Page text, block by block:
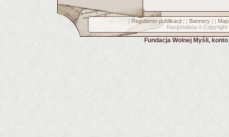
[ Regulamin publikacji] [ Bannery] [
Racjonalista © Copyright
Fundacja Wolnej Myśli,